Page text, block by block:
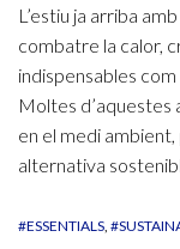
L’estiu ja arriba
combatre la calor,
indispensables
Moltes
en el medi ambient,
alternativa
#ESSENTIALS